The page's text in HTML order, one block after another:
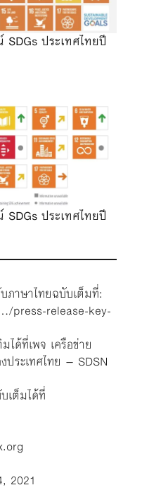
ประเทศไทยปี
ประเทศไทยปี
ภาษาไทยฉบับเต็มที่:
press-release-key-
ได้ที่เพจ เครือข่าย
ระเทศไทย – SDSN
เต็มได้ที่
2021